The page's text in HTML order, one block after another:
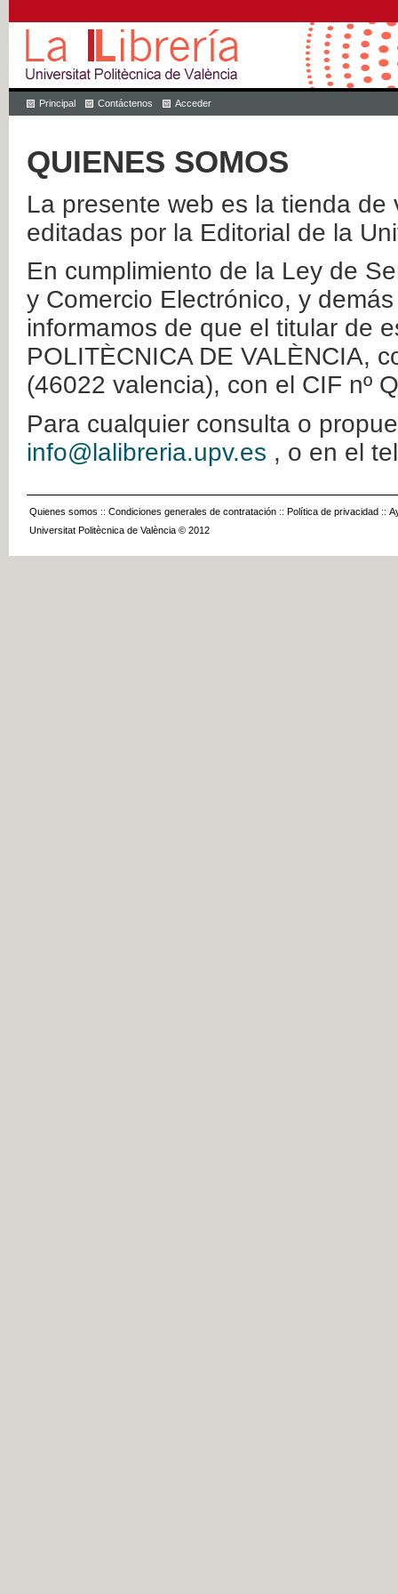
Principal Contáctenos Acceder
QUIENES SOMOS
La presente web es la tienda
editadas por la Editorial de la
En cumplimiento de la Ley de
y Comercio Electrónico, y
informamos de que el titular de
POLITÈCNICA DE VALÈNCIA,
(46022 valencia), con el CIF nº
Para cualquier consulta o
info@lalibreria.upv.es , o en el
Quienes somos :: Condiciones generales de contratación :: Política de privacidad ::
Universitat Politècnica de València © 2012